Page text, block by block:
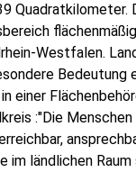
Quadratkilometer.
Westfalen.
Bedeutung
einer
:"Die
im ländlichen